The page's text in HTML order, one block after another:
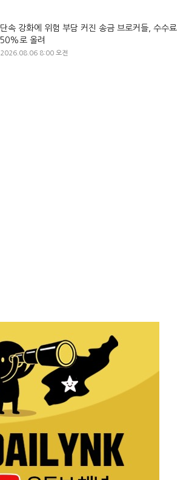
단속 강화에 위험 부담 커진 송금 브로커들, 수수료
50%로 올려
2026.08.06 8:00 오전